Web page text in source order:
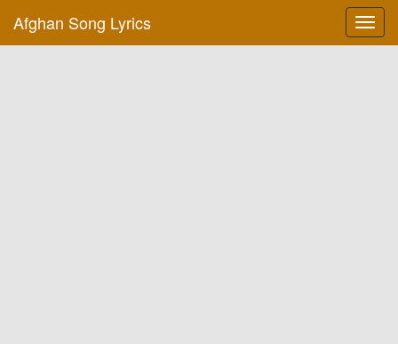
Afghan Song Lyrics